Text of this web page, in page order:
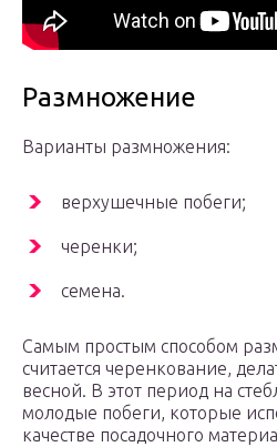
Размножение
Варианты размножения:
верхушечные побеги;
черенки;
семена.
Самым простым способом
считается черенкование,
весной. В этот период на
молодые побеги, которые
качестве посадочного